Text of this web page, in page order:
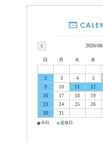
2026/08
日 月 火 水
2
3 4 5
9
10 11 12
16
17 18 19
23
24 25 26
30
31
■ 今日 ■ 定休日